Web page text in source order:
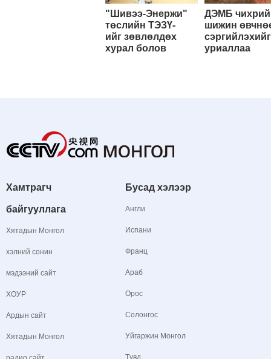
"Шивээ-Энержи"
төслийн ТЭЗҮ-
ийг зөвлөлдөх
хурал болов
ДЭМБ
шижин
сэргийлэхийг
уриаллаа
Хамтрагч
байгууллага
Хятадын Монгол
хэлний сонин
мэдээний сайт
ХОУР
Ардын сайт
Хятадын Монгол
Бусад хэлээр
Англи
Испани
Франц
Араб
Орос
Солонгос
Уйгаржин Монгол
Түвд